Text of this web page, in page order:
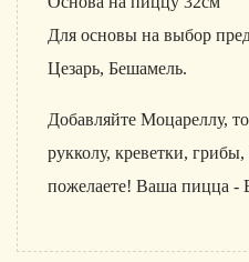
Для основы на выбор
Цезарь, Бешамель.
Добавляйте Моцареллу,
рукколу, креветки,
пожелаете! Ваша пицца -